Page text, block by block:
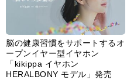
脳の健康習慣をサポートするオ
ープンイヤー型イヤホン
「kikippa イヤホン
HERALBONY モデル」発売